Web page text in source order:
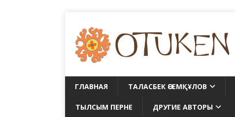
ГЛАВНАЯ ТАЛАСБЕК ӘСЕМҚҰЛОВ
ТЫЛСЫМ ПЕРНЕ ДРУГИЕ АВТОРЫ